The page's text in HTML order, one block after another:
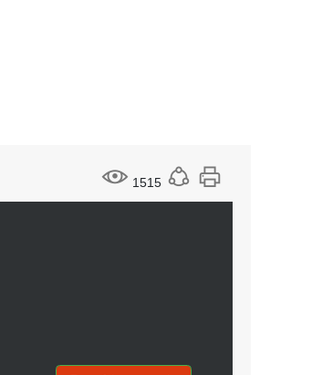
1515